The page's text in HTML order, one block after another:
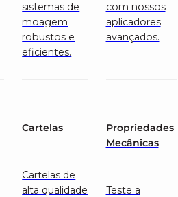
sistemas de
moagem
robustos e
eficientes.
com nossos
aplicadores
avançados.
Cartelas
Cartelas de
alta qualidade
Propriedades
Mecânicas
Teste a